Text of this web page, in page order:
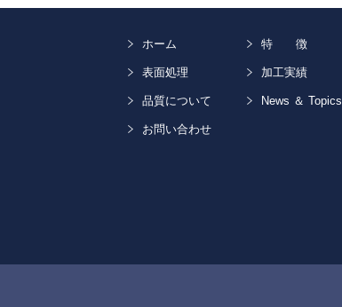
ホーム
表面処理
品質について
お問い合わせ
特 徴
加工実績
News ＆ Topics